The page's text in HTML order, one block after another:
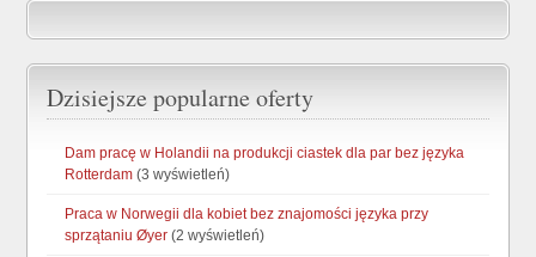
Dzisiejsze popularne oferty
Dam pracę w Holandii na produkcji ciastek dla par bez języka
Rotterdam (3 wyświetleń)
Praca w Norwegii dla kobiet bez znajomości języka przy
sprzątaniu Øyer (2 wyświetleń)